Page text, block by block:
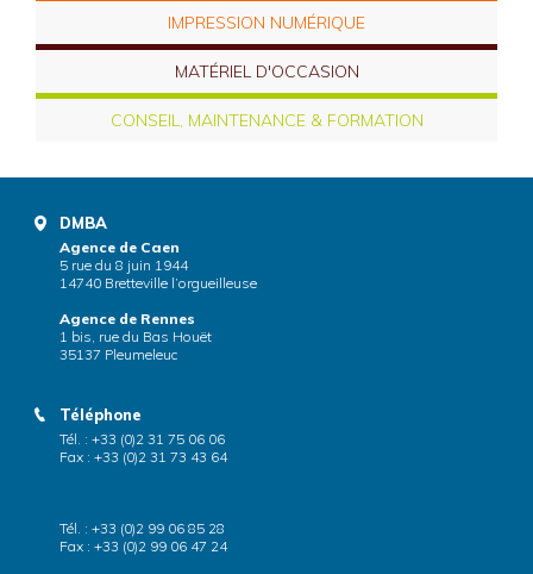
IMPRESSION NUMÉRIQUE
MATÉRIEL D'OCCASION
CONSEIL, MAINTENANCE & FORMATION
DMBA
Agence de Caen
5 rue du 8 juin 1944
14740 Bretteville l’orgueilleuse
Agence de Rennes
1 bis, rue du Bas Houët
35137 Pleumeleuc
Téléphone
Tél. : +33 (0)2 31 75 06 06
Fax : +33 (0)2 31 73 43 64
Tél. : +33 (0)2 99 06 85 28
Fax : +33 (0)2 99 06 47 24